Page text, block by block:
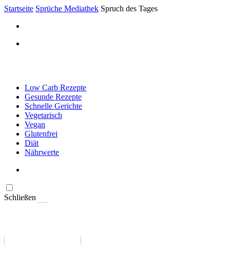
Startseite Sprüche Mediathek Spruch des Tages
Low Carb Rezepte
Gesunde Rezepte
Schnelle Gerichte
Vegetarisch
Vegan
Glutenfrei
Diät
Nährwerte
Schließen